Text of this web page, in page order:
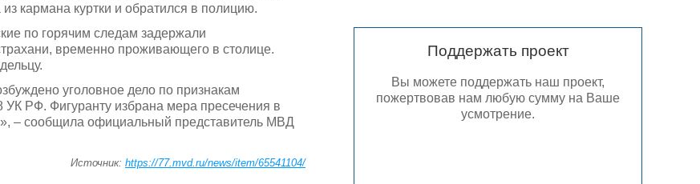
кармана куртки и обратился в полицию.
по горячим следам задержали
временно проживающего в столице.
уголовное дело по признакам
УК РФ. Фигуранту избрана мера пресечения в
– сообщила официальный представитель МВД
Источник: https://77.mvd.ru/news/item/65541104/
Поддержать проект
Вы можете поддержать наш проект,
пожертвовав нам любую сумму на Ваше
усмотрение.